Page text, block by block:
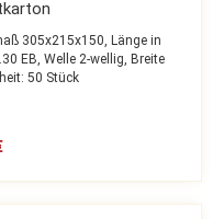
305x215x150, Länge in
EB, Welle 2-wellig, Breite
50 Stück